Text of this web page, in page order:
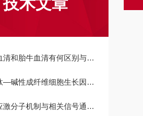
和胎牛血清有何区别与注意事项?
性成纤维细胞生长因子(119-126)
制与相关信号通路：解码细胞 “氧化危机” 的底层逻辑